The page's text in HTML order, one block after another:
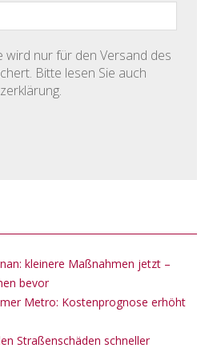
wird nur für den Versand des
Bitte lesen Sie auch
kleinere Maßnahmen jetzt –
bevor
Metro: Kostenprognose erhöht
Straßenschäden schneller